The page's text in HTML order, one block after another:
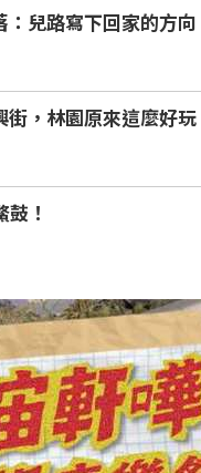
：兒路寫下回家的方向
，林園原來這麼好玩
！